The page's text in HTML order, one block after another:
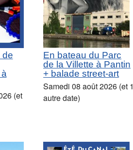
de
(et
En bateau du Parc
de la Villette à Pantin
+ balade street-art
Samedi 08 août 2026 (et 1
autre date)